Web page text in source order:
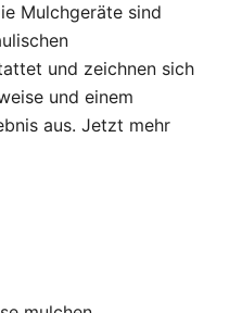
Mulchgeräte sind
und zeichnen sich
und einem
aus. Jetzt mehr